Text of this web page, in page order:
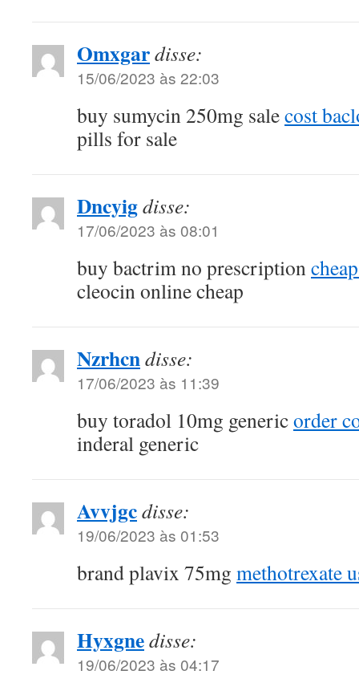
Omxgardisse:
15/06/2023 às 22:03
buy sumycin 250mg salecost
pills for sale
Dncyigdisse:
17/06/2023 às 08:01
buy bactrim no prescription
cleocin online cheap
Nzrhcndisse:
17/06/2023 às 11:39
buy toradol 10mg genericorder
inderal generic
Avvjgcdisse:
19/06/2023 às 01:53
brand plavix 75mg methotrexate
Hyxgnedisse:
19/06/2023 às 04:17